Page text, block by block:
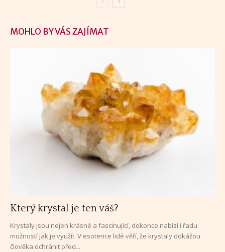
MOHLO BY VÁS ZAJÍMAT
Který krystal je ten váš?
Krystaly jsou nejen krásné a fascinující, dokonce nabízí i řadu
možností jak je využít. V esoterice lidé věří, že krystaly dokážou
člověka ochránit před...